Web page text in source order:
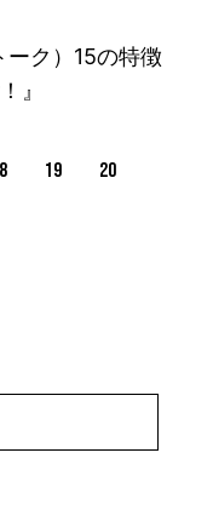
ク）15の特徴
』
19 20